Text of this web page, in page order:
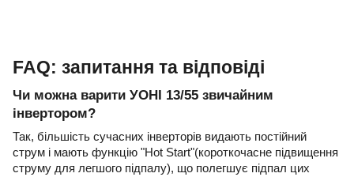
FAQ: запитання та відповіді
Чи можна варити УОНІ 13/55 звичайним
інвертором?
Так, більшість сучасних інверторів видають постійний
струм і мають функцію "Hot Start"(короткочасне підвищення
струму для легшого підпалу), що полегшує підпал цих